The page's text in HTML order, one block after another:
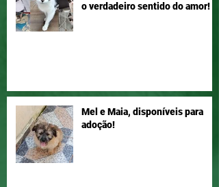
o verdadeiro sentido do amor!
Mel e Maia, disponíveis para
adoção!